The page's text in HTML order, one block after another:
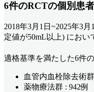
6件のRCTの個別患
2018年3月1日~2025年3
定値が50mL以上) におい
適格基準を満たした6件
血管内血栓除去術群
薬物療法群 : 942例